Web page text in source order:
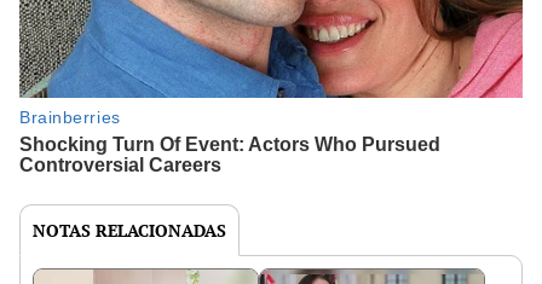
NOTAS RELACIONADAS